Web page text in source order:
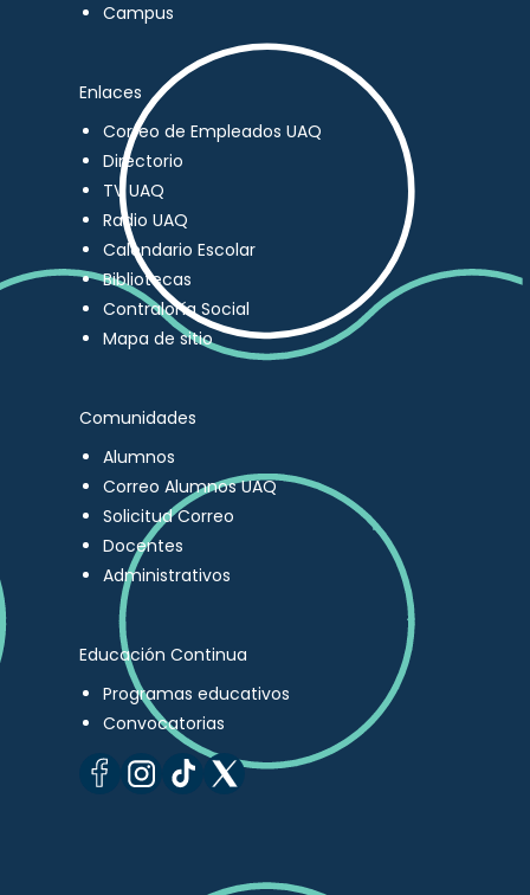
Campus
Enlaces
Correo de Empleados UAQ
Directorio
TV UAQ
Radio UAQ
Calendario Escolar
Bibliotecas
Contraloría Social
Mapa de sitio
Comunidades
Alumnos
Correo Alumnos UAQ
Solicitud Correo
Docentes
Administrativos
Educación Continua
Programas educativos
Convocatorias